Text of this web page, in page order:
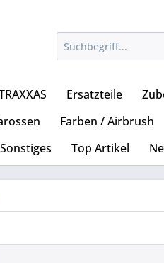
Ersatzteile
Farben / Airbrush
Sonstiges Top Artikel